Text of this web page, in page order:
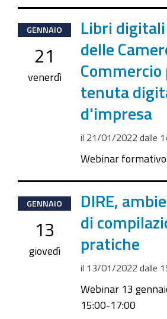
2022-
01-
21T14:30:00+01:00
2022-
21T16:00:00+01:00
GENNAIO
21
venerdì
Libri
delle
Commercio
tenuta
d'impresa
il 21/01/2022 dalle
Webinar
2022-
01-
13T15:00:00+01:00
2022-
GENNAIO
13
giovedì
DIRE,
di
pratiche
il 13/01/2022 dalle
Webinar 13
15:00-17:00